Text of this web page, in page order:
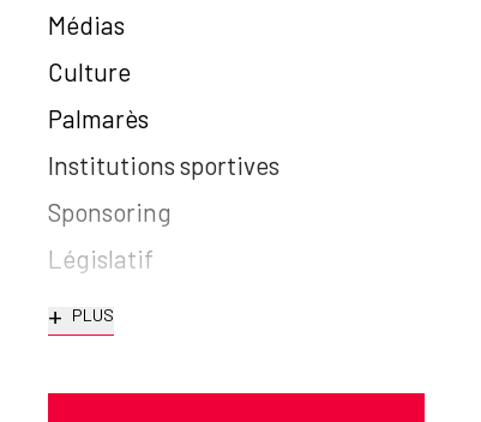
Médias
Culture
Palmarès
Institutions sportives
Sponsoring
Législatif
+ PLUS